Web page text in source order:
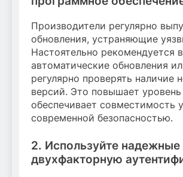
Производители регулярно
обновления, устраняющие
Настоятельно рекомендуется
автоматические обновления
регулярно проверять наличие
версий. Это повышает
обеспечивает совместимость
современной безопасностью.
2. Используйте надежные
двухфакторную